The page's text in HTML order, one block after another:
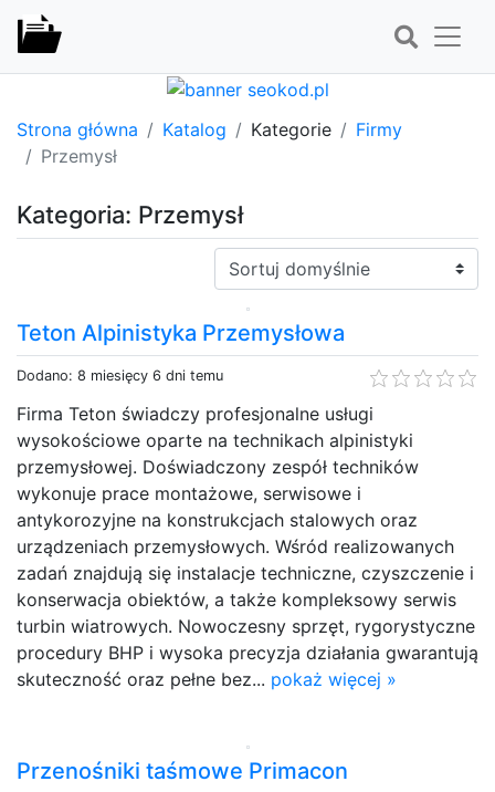
Strona główna Katalog Kategorie
Firmy
Przemysł
Kategoria: Przemysł
Sortuj:
Teton Alpinistyka Przemysłowa
Dodano: 8 miesięcy 6 dni temu
Firma Teton świadczy profesjonalne usługi
wysokościowe oparte na technikach alpinistyki
przemysłowej. Doświadczony zespół techników
wykonuje prace montażowe, serwisowe i
antykorozyjne na konstrukcjach stalowych oraz
urządzeniach przemysłowych. Wśród realizowanych
zadań znajdują się instalacje techniczne, czyszczenie i
konserwacja obiektów, a także kompleksowy serwis
turbin wiatrowych. Nowoczesny sprzęt, rygorystyczne
procedury BHP i wysoka precyzja działania gwarantują
skuteczność oraz pełne bez... pokaż więcej »
Przenośniki taśmowe Primacon